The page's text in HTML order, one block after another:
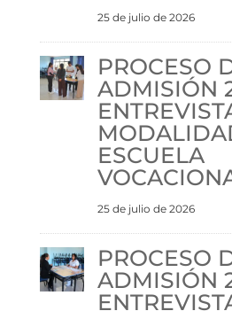
25 de julio de 2026
PROCESO
ADMISIÓN
ESCUELA
25 de julio de 2026
PROCESO
ADMISIÓN